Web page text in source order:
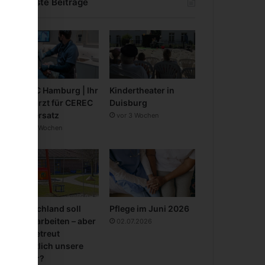
CEREC Hamburg | Ihr
Zahnarzt für CEREC
Zahnersatz
vor 3 Wochen
Kindertheater in
Duisburg
vor 3 Wochen
Deutschland soll
mehr arbeiten – aber
wer betreut
eigentlich unsere
Kinder?
Pflege im Juni 2026
02.07.2026